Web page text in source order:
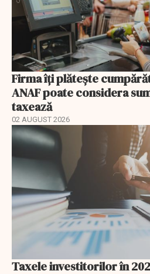
Firma îți plătește
ANAF poate considera
taxează
02 AUGUST 2026
Taxele investitorilor în